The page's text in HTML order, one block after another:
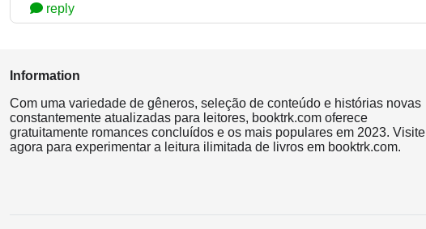
reply
Information
Com uma variedade de gêneros, seleção de conteúdo e histórias novas
constantemente atualizadas para leitores, booktrk.com oferece
gratuitamente romances concluídos e os mais populares em 2023. Visite
agora para experimentar a leitura ilimitada de livros em booktrk.com.